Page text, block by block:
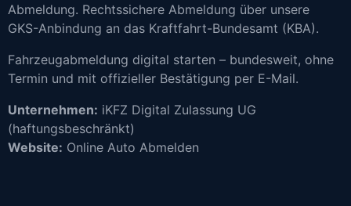
Abmeldung. Rechtssichere Abmeldung über unsere
GKS-Anbindung an das Kraftfahrt-Bundesamt (KBA).
Fahrzeugabmeldung digital starten – bundesweit, ohne
Termin und mit offizieller Bestätigung per E-Mail.
Unternehmen: iKFZ Digital Zulassung UG
(haftungsbeschränkt)
Website: Online Auto Abmelden